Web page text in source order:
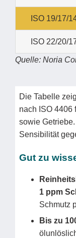
ISO 19/17/
ISO 22/20/
Quelle: Noria
Die Tabelle
nach ISO 4406
sowie
Sensibilität
Gut zu
1 ppm
Schmutz
Bis zu